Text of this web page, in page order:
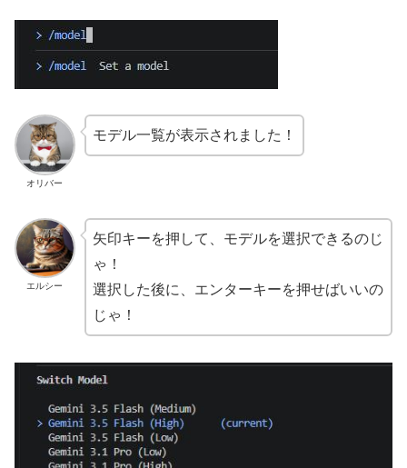
オリバー
モデル一覧が表示されました！
エルシー
矢印キーを押して、モデルを選択できるのじ
ゃ！
選択した後に、エンターキーを押せばいいの
じゃ！